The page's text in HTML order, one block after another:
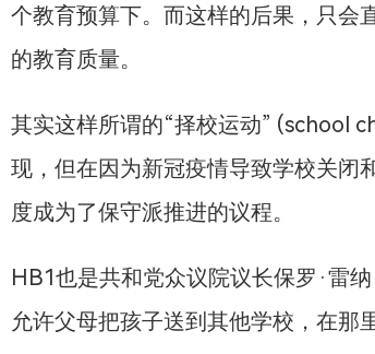
个教育预算下。而这样的后果，只会
的教育质量。
其实这样所谓的“择校运动” (school
现，但在因为新冠疫情导致学校关闭
度成为了保守派推进的议程。
HB1也是共和党众议院议长保罗·雷
允许父母把孩子送到其他学校，在那